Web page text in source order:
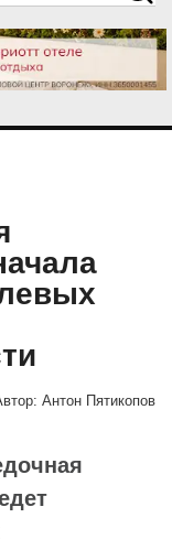
Антон Пятикопов